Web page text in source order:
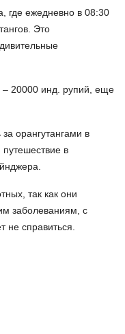
где ежедневно в 08:30
Это
20000 инд. рупий, еще
орангутангами в
в
так как они
заболеваниям, с
справиться.